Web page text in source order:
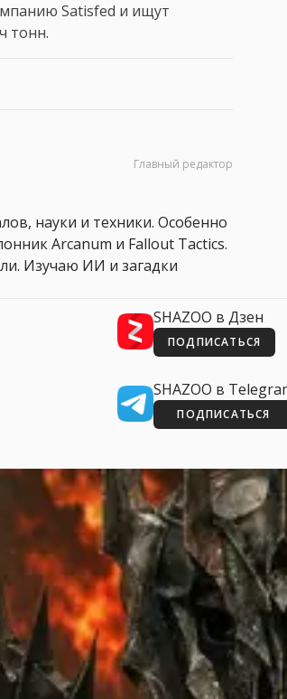
Satisfed и ищут
тонн.
Главный редактор
науки и техники. Особенно
Arcanum и Fallout Tactics.
Изучаю ИИ и загадки
SHAZOO в Дзен
ПОДПИСАТЬСЯ
SHAZOO в
ПОДПИСАТЬСЯ